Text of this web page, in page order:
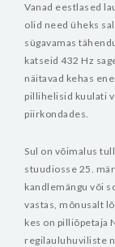
Vanad eestlased
olid need üheks
sügavamas
katseid 432 Hz
näitavad kehas
pillihelisid kuulati
piirkondades.
Sul on võimalus
stuudiosse 25.
kandlemängu või
vastas, mõnusalt
kes on pilliõpetaja
regilauluhuviliste